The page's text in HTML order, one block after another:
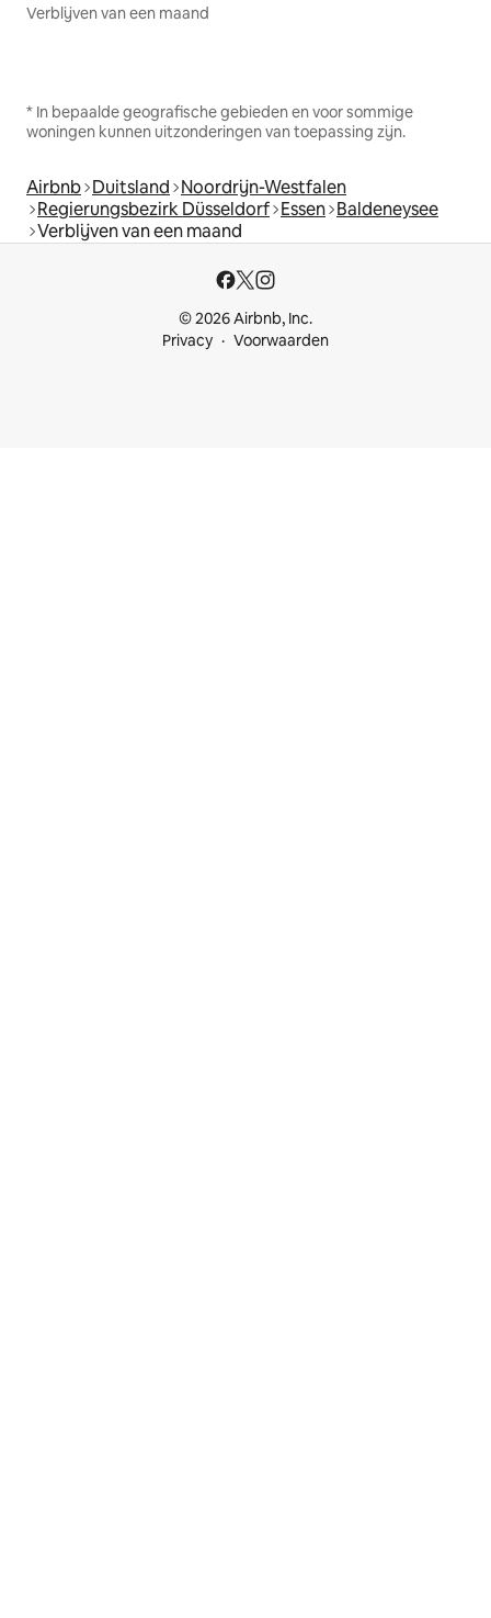
Verblijven van een maand
* In bepaalde geografische gebieden en voor sommige
woningen kunnen uitzonderingen van toepassing zijn.
Airbnb Duitsland Noordrijn-Westfalen
Regierungsbezirk Düsseldorf Essen Baldeneysee
Verblijven van een maand
© 2026 Airbnb, Inc.
Privacy
Voorwaarden